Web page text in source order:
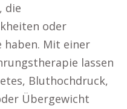
die
oder
haben. Mit einer
lassen
Bluthochdruck,
Übergewicht